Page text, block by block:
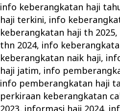
info keberangkatan haji
haji terkini, info
keberangkatan haji th 2025,
thn 2024, info
keberangkatan naik haji,
haji jatim, info
info pemberangkatan haji
perkiraan keberangkatan